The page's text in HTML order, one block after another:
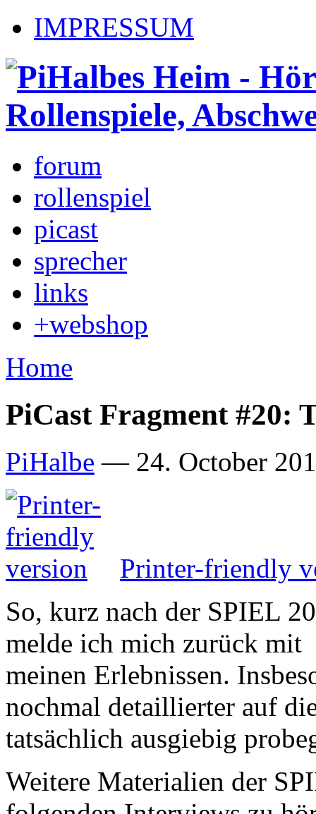
IMPRESSUM
forum
rollenspiel
picast
sprecher
links
+webshop
Home
PiCast Fragment #20:
PiHalbe — 24. October
Printer-friendly
So, kurz nach der SPIEL
melde ich mich zurück mit
meinen Erlebnissen.
nochmal detaillierter auf
tatsächlich ausgiebig
Weitere Materialien der